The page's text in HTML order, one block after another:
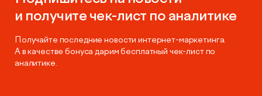
и получите чек-лист по аналитике
Получайте последние новости интернет-маркетинга.
А в качестве бонуса дарим бесплатный чек-лист по
аналитике.